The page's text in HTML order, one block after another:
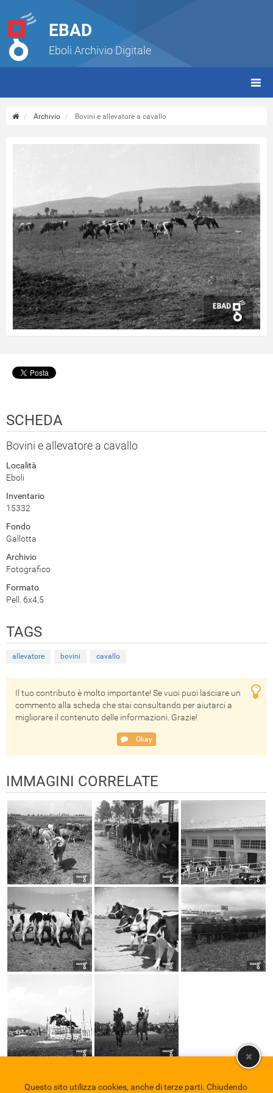
EBAD
Eboli Archivio Digitale
Archivio Bovini e allevatore a cavallo
SCHEDA
Bovini e allevatore a cavallo
Località
Eboli
Inventario
15332
Fondo
Gallotta
Archivio
Fotografico
Formato
Pell. 6x4,5
TAGS
allevatore bovini cavallo
Il tuo contributo è molto importante! Se vuoi puoi lasciare un
commento alla scheda che stai consultando per aiutarci a
migliorare il contenuto delle informazioni. Grazie!
Okay
IMMAGINI CORRELATE
Questo sito utilizza cookies, anche di terze parti. Chiudendo